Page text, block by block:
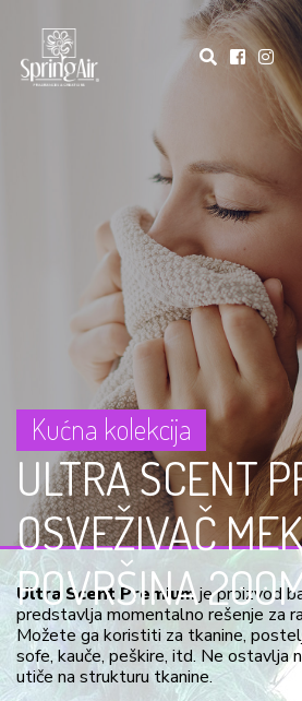
Kućna kolekcija
ULTRA SCENT
OSVEŽIVAČ
POVRŠINA
Ultra Scent Premiumje proizvod
predstavlja momentalno rešenje za
Možete ga koristiti za tkanine,
sofe, kauče, peškire, itd. Ne ostavlja
utiče na strukturu tkanine.